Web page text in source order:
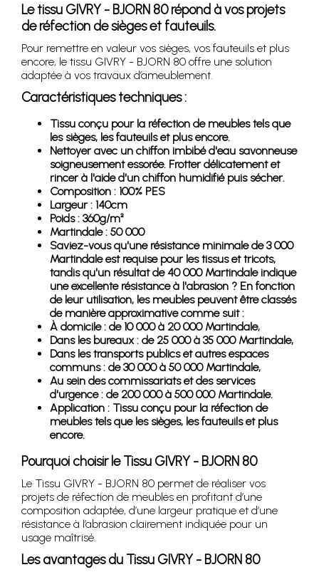
Le tissu GIVRY - BJORN 80 répond à vos projets
de réfection de sièges et fauteuils.
Pour remettre en valeur vos sièges, vos fauteuils et plus
encore, le tissu GIVRY - BJORN 80 offre une solution
adaptée à vos travaux d’ameublement.
Caractéristiques techniques :
Tissu conçu pour la réfection de meubles tels que
les sièges, les fauteuils et plus encore.
Nettoyer avec un chiffon imbibé d'eau savonneuse
soigneusement essorée. Frotter délicatement et
rincer à l'aide d'un chiffon humidifié puis sécher.
Composition : 100% PES
Largeur : 140cm
Poids : 360g/m²
Martindale : 50 000
Saviez-vous qu'une résistance minimale de 3 000
Martindale est requise pour les tissus et tricots,
tandis qu'un résultat de 40 000 Martindale indique
une excellente résistance à l'abrasion ? En fonction
de leur utilisation, les meubles peuvent être classés
de manière approximative comme suit :
À domicile : de 10 000 à 20 000 Martindale,
Dans les bureaux : de 25 000 à 35 000 Martindale,
Dans les transports publics et autres espaces
communs : de 30 000 à 50 000 Martindale,
Au sein des commissariats et des services
d'urgence : de 200 000 à 500 000 Martindale.
Application : Tissu conçu pour la réfection de
meubles tels que les sièges, les fauteuils et plus
encore.
Pourquoi choisir le Tissu GIVRY - BJORN 80
Le Tissu GIVRY - BJORN 80 permet de réaliser vos
projets de réfection de meubles en profitant d’une
composition adaptée, d’une largeur pratique et d’une
résistance à l’abrasion clairement indiquée pour un
usage maîtrisé.
Les avantages du Tissu GIVRY - BJORN 80